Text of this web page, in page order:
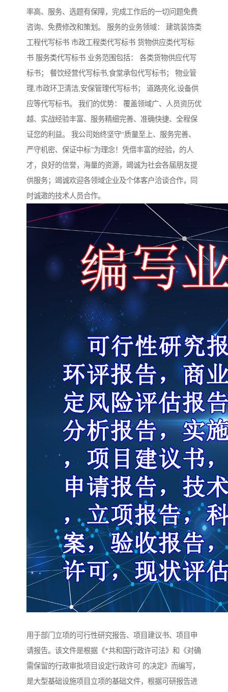
率高、服务、选题有保障，完成工作后的一切问题免费
咨询、免费修改和策划。 服务的业务领域： 建筑装饰类
工程代写标书 市政工程类代写标书 货物供应类代写标
书 服务类代写标书 业务范围包括： 各类货物供应代写
标书； 餐饮经营代写标书,食堂承包代写标书； 物业管
理,市政环卫清洁,安保管理代写标书； 道路亮化,设备供
应等代写标书。 我们的优势： 覆盖领域广、人员资历优
越、实战经验丰富、服务精细完善、准确快捷、全程保
证您的利益。 我公司始终坚守“质量至上、服务完善、
严守机密、保证中标”为理念！凭借丰富的经验，的人
才，良好的信誉，海量的资源，竭诚为社会各届朋友提
供服务；竭诚欢迎各领域企业及个体客户洽谈合作，同
时诚邀的技术人员合作。
用于部门立项的可行性研究报告、项目建议书、项目申
请报告。该文件是根据《*共和国行政许可法》和《对确
需保留的行政审批项目设定行政许可 的决定》而编写，
是大型基础设施项目立项的基础文件，根据可研报告进